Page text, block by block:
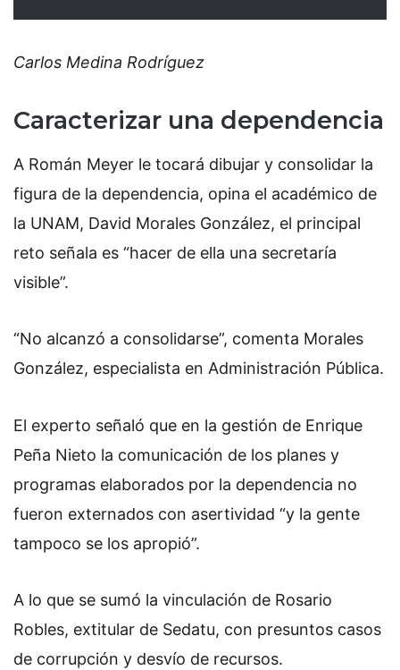
Carlos Medina Rodríguez
Caracterizar una dependencia
A Román Meyer le tocará dibujar y consolidar la
figura de la dependencia, opina el académico de
la UNAM, David Morales González, el principal
reto señala es “hacer de ella una secretaría
visible”.
“No alcanzó a consolidarse”, comenta Morales
González, especialista en Administración Pública.
El experto señaló que en la gestión de Enrique
Peña Nieto la comunicación de los planes y
programas elaborados por la dependencia no
fueron externados con asertividad “y la gente
tampoco se los apropió”.
A lo que se sumó la vinculación de Rosario
Robles, extitular de Sedatu, con presuntos casos
de corrupción y desvío de recursos.